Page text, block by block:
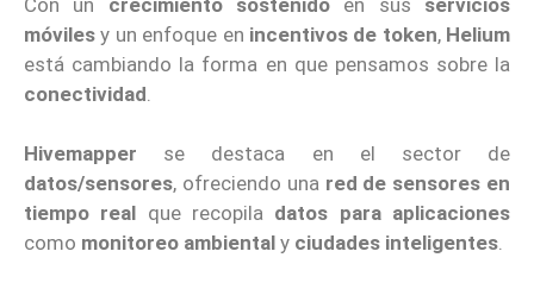
móviles y un enfoque en incentivos de token, Helium
está cambiando la forma en que pensamos sobre la
conectividad
Hivemapper se destaca en el sector de
datos/sensores, ofreciendo una red de sensores en
tiempo real que recopila datos para aplicaciones
como monitoreo ambiental y ciudades inteligentes.